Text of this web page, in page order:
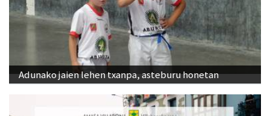
Adunako jaien lehen txanpa, asteburu honetan